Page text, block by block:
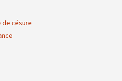
de césure